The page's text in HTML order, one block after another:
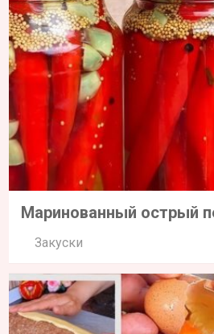
Маринованный острый
Закуски